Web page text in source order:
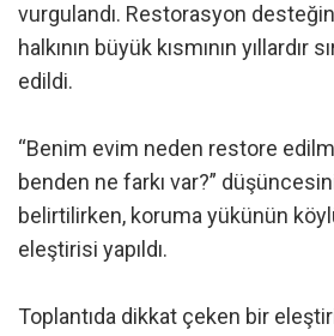
vurgulandı. Restorasyon
halkının büyük kısmının yıllardır
edildi.
“Benim evim neden restore
benden ne farkı var?”
belirtilirken, koruma yükünün
eleştirisi yapıldı.
Toplantıda dikkat çeken bir